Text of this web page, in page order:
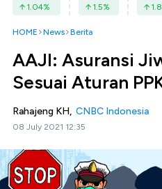
1.04% 1.5%
HOME News Berita
AAJI: Asuransi
Sesuai Aturan
Rahajeng KH, CNBC Indonesia
08 July 2021 12:35